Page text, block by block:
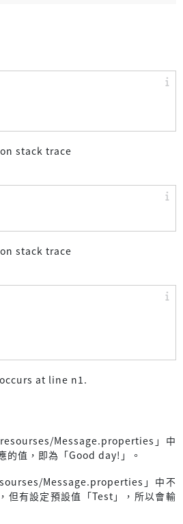
stack trace
stack trace
at line n1.
Message.properties」中
的值，即為「Good day!」。
Message.properties」中不
但有設定預設值「Test」，所以會輸